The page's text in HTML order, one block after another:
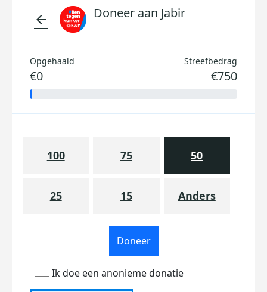
arrow_back Doneer aan Jabir
Opgehaald
€0
Streefbedrag
€750
100 75 50
25 15 Anders
Doneer
Ik doe een anonieme donatie